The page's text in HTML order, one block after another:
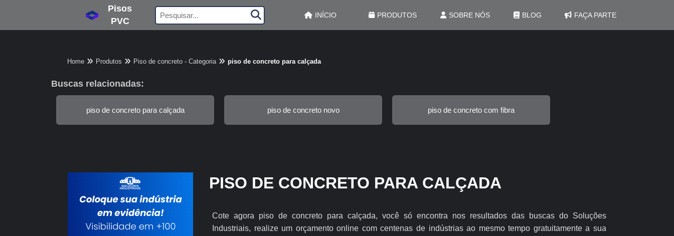
Pisos
PVC
INÍCIO PRODUTOS SOBRE NÓS BLOG FAÇA PARTE
Home Produtos Piso de concreto - Categoria piso de concreto para calçada
Buscas relacionadas:
piso de concreto para calçada piso de concreto novo piso de concreto com fibra
PISO DE CONCRETO PARA CALÇADA
Cote agora piso de concreto para calçada, você só encontra nos resultados das buscas do Soluções
Industriais, realize um orçamento online com centenas de indústrias ao mesmo tempo gratuitamente a sua